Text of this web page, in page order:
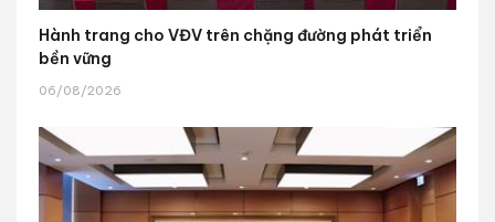
Hành trang cho VĐV trên chặng đường phát triển
bền vững
06/08/2026